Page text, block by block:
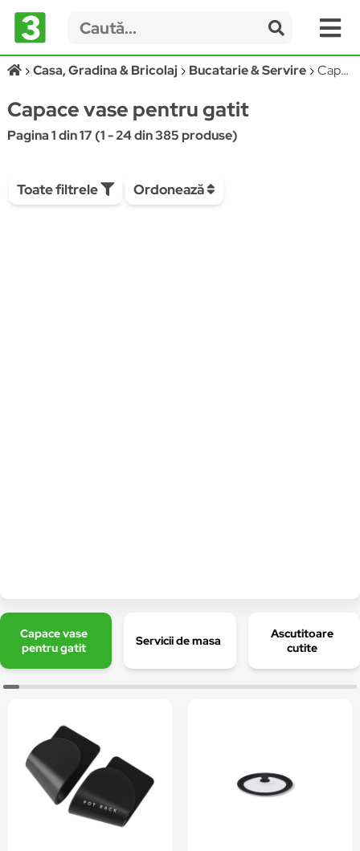
Casa, Gradina & Bricolaj Bucatarie & Servire Capace vase pentru gatit
Capace vase pentru gatit
Pagina 1 din 17 (1 - 24 din 385 produse)
Toate filtrele Ordonează
Capace vase
pentru gatit
Servicii de masa
Ascutitoare
cutite